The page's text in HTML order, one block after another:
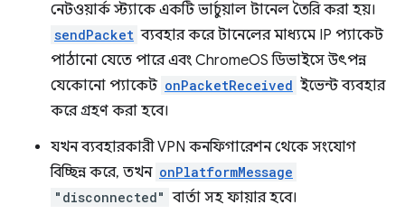
নেটওয়ার্ক স্ট্যাকে একটি ভার্চুয়াল টানেল তৈরি করা হয়।
sendPacket ব্যবহার করে টানেলের মাধ্যমে IP প্যাকেট
পাঠানো যেতে পারে এবং ChromeOS ডিভাইসে উৎপন্ন
যেকোনো প্যাকেট onPacketReceived ইভেন্ট ব্যবহার
করে গ্রহণ করা হবে।
যখন ব্যবহারকারী VPN কনফিগারেশন থেকে সংযোগ
বিচ্ছিন্ন করে, তখন onPlatformMessage
"disconnected" বার্তা সহ ফায়ার হবে।